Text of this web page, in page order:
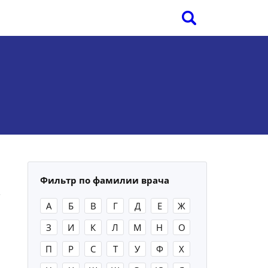
Фильтр по фамилии врача
А Б В Г Д Е
Ж
З
И К Л М Н
О
П
Р С Т У Ф
Х